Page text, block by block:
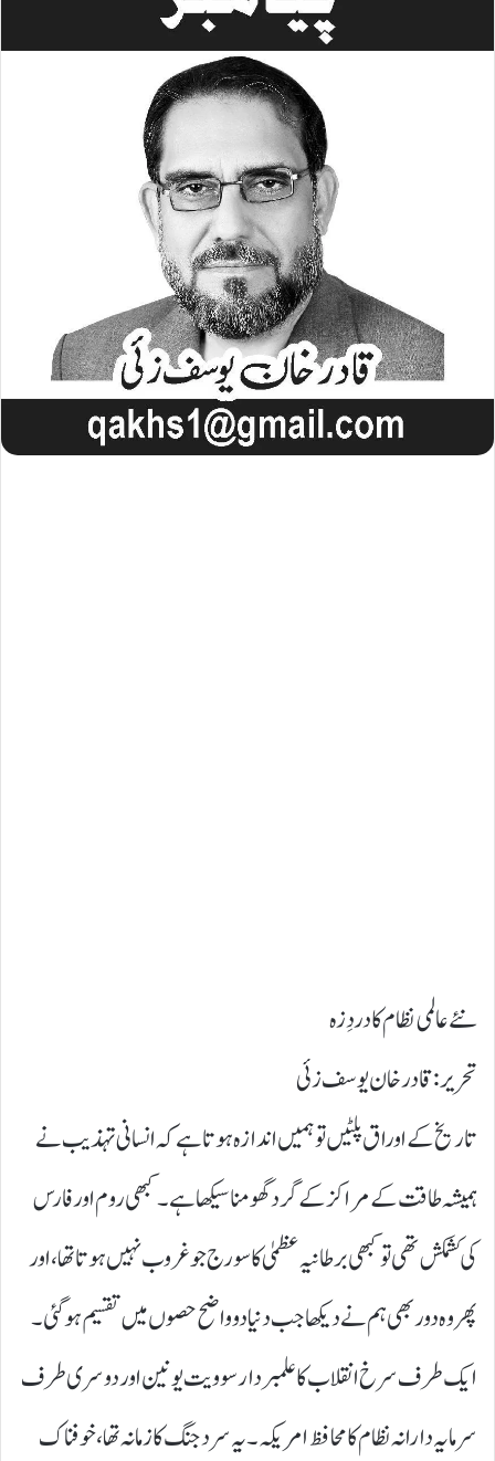
نئے عالمی نظام کا دردِ زہ
تحریر : قادر خان یوسف زئی
تاریخ کے اوراق پلٹیں تو ہمیں اندازہ ہوتا ہے کہ انسانی تہذیب نے
ہمیشہ طاقت کے مراکز کے گرد گھومنا سیکھا ہے۔ کبھی روم اور فارس
کی کشمکش تھی تو کبھی برطانیہ عظمیٰ کا سورج جو غروب نہیں ہوتا تھا، اور
پھر وہ دور بھی ہم نے دیکھا جب دنیا دو واضح حصوں میں تقسیم ہو گئی۔
ایک طرف سرخ انقلاب کا علمبردار سوویت یونین اور دوسری طرف
سرمایہ دارانہ نظام کا محافظ امریکہ۔ یہ سرد جنگ کا زمانہ تھا، خوفناک